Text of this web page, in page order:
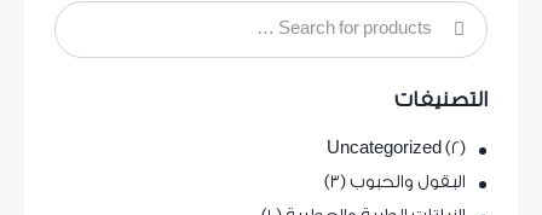
التصنيفات
Uncategorized (2)
البقول والحبوب(3)